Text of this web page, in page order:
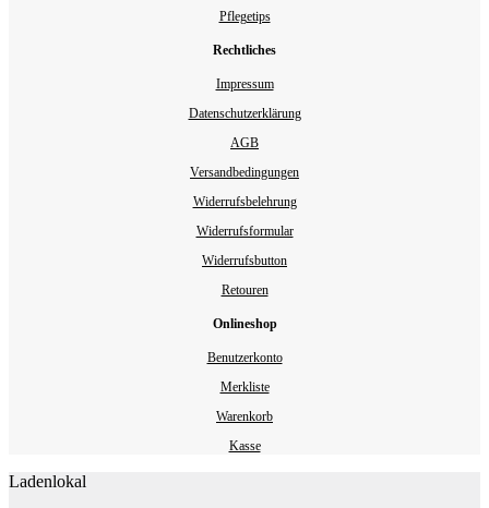
Pflegetips
Rechtliches
Impressum
Datenschutzerklärung
AGB
Versandbedingungen
Widerrufsbelehrung
Widerrufsformular
Widerrufsbutton
Retouren
Onlineshop
Benutzerkonto
Merkliste
Warenkorb
Kasse
Ladenlokal